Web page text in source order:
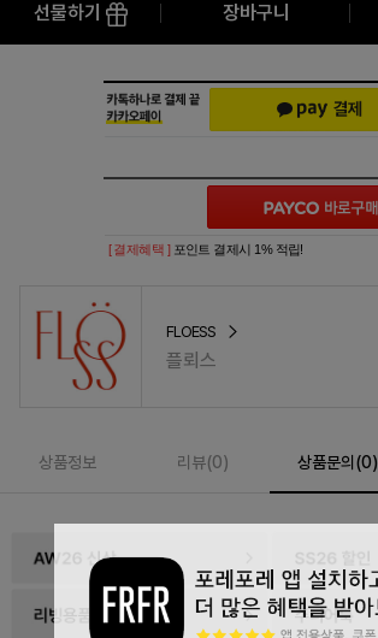
선물하기 장바구니
[ 결제혜택 ] 포인트 결제시 1% 적립!
FLOESS
플뢰스
상품정보 리뷰(0) 상품문의(0)